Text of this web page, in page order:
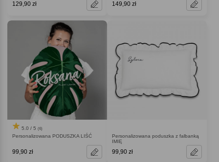
129,90 zł 149,90 zł
5.0 / 5 (6)
Personalizowana PODUSZKA LIŚĆ
99,90 zł
Personalizowana poduszka z falbanką
IMIĘ
99,90 zł